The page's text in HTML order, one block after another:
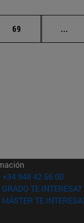
desplazarse.
Página
69 ...
+34 948 42 56 00
GRADO TE INTERESA?
MÁSTER TE